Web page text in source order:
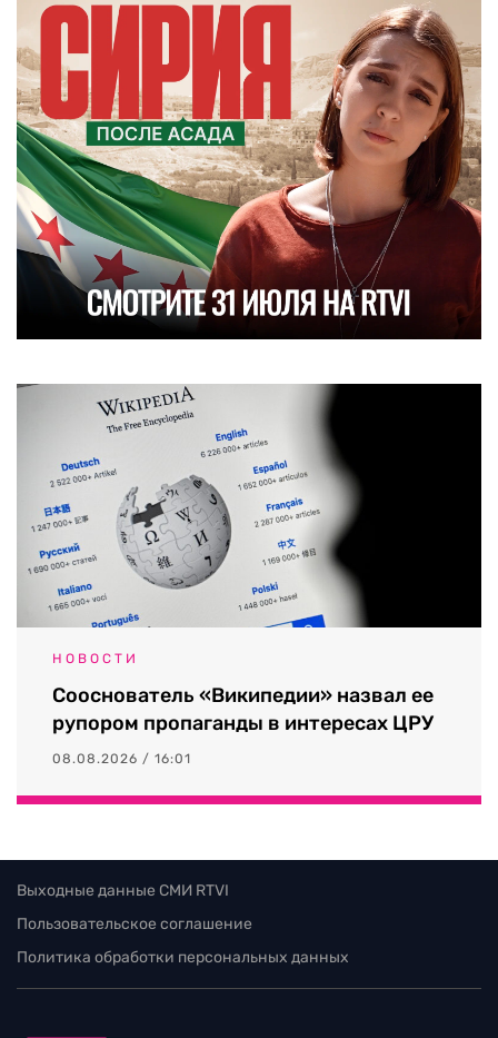
НОВОСТИ
Сооснователь «Википедии» назвал ее
рупором пропаганды в интересах ЦРУ
08.08.2026 / 16:01
Выходные данные СМИ RTVI
Пользовательское соглашение
Политика обработки персональных данных